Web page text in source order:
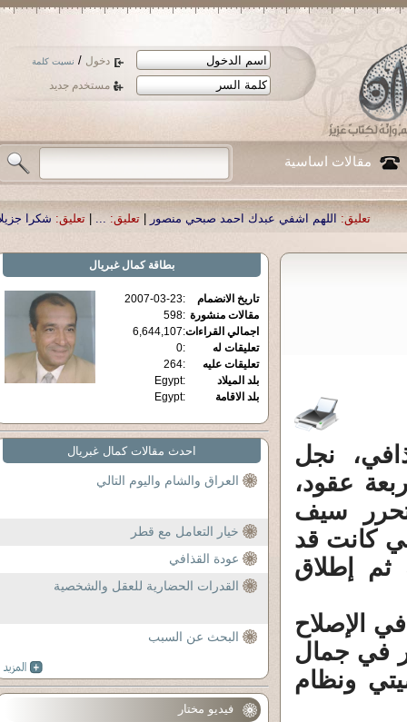
دخول / نسيت كلمة
مستخدم جديد
مقالات اساسية
اللهم اشفي عبدك احمد صبحي منصور|تعليق: ...
|تعليق: شكرا جزيلا أستاذ حمد
نجل
عقود،
تحرر سيف
كانت قد
ثم إطلاق
الإصلاح
في جمال
ونظام
بطاقةكمال غبريال
تاريخ الانضمام :
2007-03-23
مقالات منشورة :
598
اجمالي القراءات:
6,644,107
تعليقات له
:
0
تعليقات عليه
:
264
بلد الميلاد
:
Egypt
بلد الاقامة
:
Egypt
احدث مقالات كمال غبريال
العراق والشام واليوم التالي
خيار التعامل مع قطر
عودة القذافي
القدرات الحضارية للعقل والشخصية
البحث عن السبب
فيديو مختار